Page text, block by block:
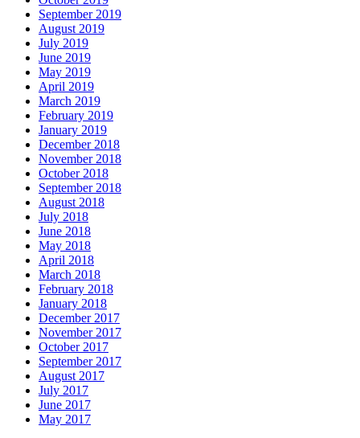
September 2019
August 2019
July 2019
June 2019
May 2019
April 2019
March 2019
February 2019
January 2019
December 2018
November 2018
October 2018
September 2018
August 2018
July 2018
June 2018
May 2018
April 2018
March 2018
February 2018
January 2018
December 2017
November 2017
October 2017
September 2017
August 2017
July 2017
June 2017
May 2017